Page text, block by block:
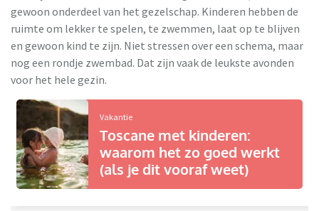
gewoon onderdeel van het gezelschap. Kinderen hebben de
ruimte om lekker te spelen, te zwemmen, laat op te blijven
en gewoon kind te zijn. Niet stressen over een schema, maar
nog een rondje zwembad. Dat zijn vaak de leukste avonden
voor het hele gezin.
Vakantie
Toscane met kinderen:
waarom het zo goed werkt
(als je dit vooraf weet)